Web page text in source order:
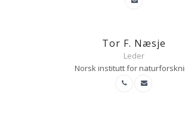
Tor F. Næsje
Leder
Norsk institutt for